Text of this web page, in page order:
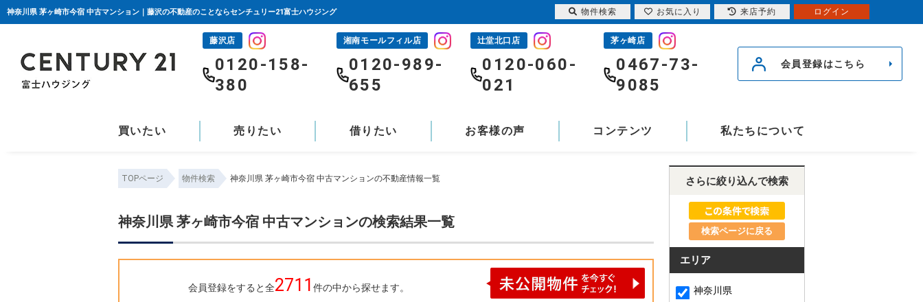
神奈川県 茅ヶ崎市今宿 中古マンション｜藤沢の不動産のことならセンチュリー21富士ハウジング
藤沢店
0120-158-
380
湘南モールフィル店
0120-989-
655
辻堂北口店
0120-060-
021
茅ヶ崎店
0467-73-
9085
会員登録はこちら
買いたい 売りたい 借りたい お客様の声 コンテンツ 私たちについて
TOPページ 物件検索 神奈川県 茅ヶ崎市今宿 中古マンションの不動産情報一覧
神奈川県 茅ヶ崎市今宿 中古マンションの検索結果一覧
会員登録をすると全2711 件の中から探せます。
さらに絞り込んで検索
検索ページに戻る
エリア
神奈川県
物件検索 お気に入り 来店予約 ログイン